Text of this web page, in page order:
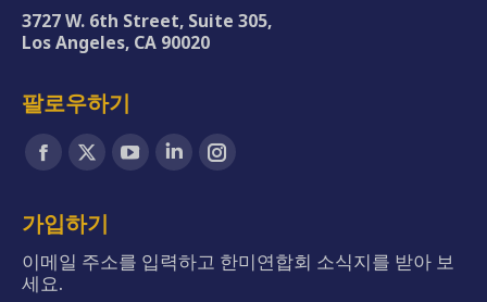
3727 W. 6th Street, Suite 305,
Los Angeles, CA 90020
팔로우하기
Find us on:
Facebook
opens
in
new
X
opens
new
YouTube
in
new
Linkedin
in
new
Instagram
in
new
가입하기
이메일 주소를 입력하고 한미연합회 소식지를 받아 보
세요.